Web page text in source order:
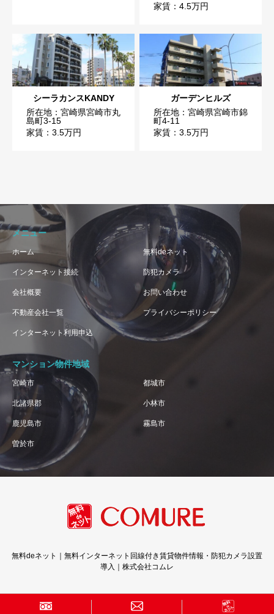
家賃：4.5万円
シーラカンスKANDY
所在地：宮崎県宮崎市丸
島町3-15
家賃：3.5万円
ガーデンヒルズ
所在地：宮崎県宮崎市錦
町4-11
家賃：3.5万円
メニュー
ホーム 無料deネット
インターネット接続 防犯カメラ
会社概要 お問い合わせ
不動産会社一覧 プライバシーポリシー
インターネット利用申込
マンション物件地域
宮崎市 都城市
北諸県郡 小林市
鹿児島市 霧島市
曽於市
無料deネット｜無料インターネット回線付き賃貸物件情報・防犯カメラ設置
導入｜株式会社コムレ